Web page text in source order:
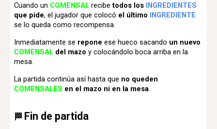
Cuando un COMENSAL recibetodos los INGREDIENTES
que pide, el jugador que colocó el último INGREDIENTE
se lo queda como recompensa.
Inmediatamente se repone ese hueco sacando un nuevo
COMENSAL del mazo y colocándolo boca arriba en la
mesa.
La partida continúa así hasta que no queden
COMENSALES en el mazo ni en la mesa.
🏁 Fin de partida